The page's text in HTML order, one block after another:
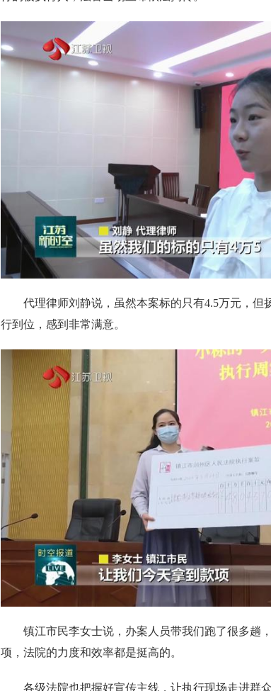
代理律师刘静说，虽然本案标的只有4.5万元，但
行到位，感到非常满意。
镇江市民李女士说，办案人员带我们跑了很多趟
项，法院的力度和效率都是挺高的。
各级法院也把握好宣传主线，让执行现场走进群